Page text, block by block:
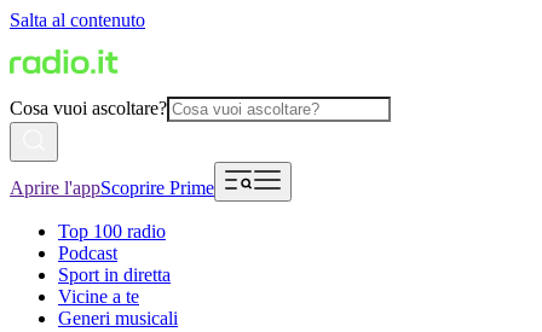
Salta al contenuto
Cosa vuoi ascoltare?
Aprire l'appScoprire Prime
Top 100 radio
Podcast
Sport in diretta
Vicine a te
Generi musicali